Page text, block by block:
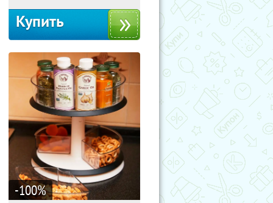
Купить
-100%